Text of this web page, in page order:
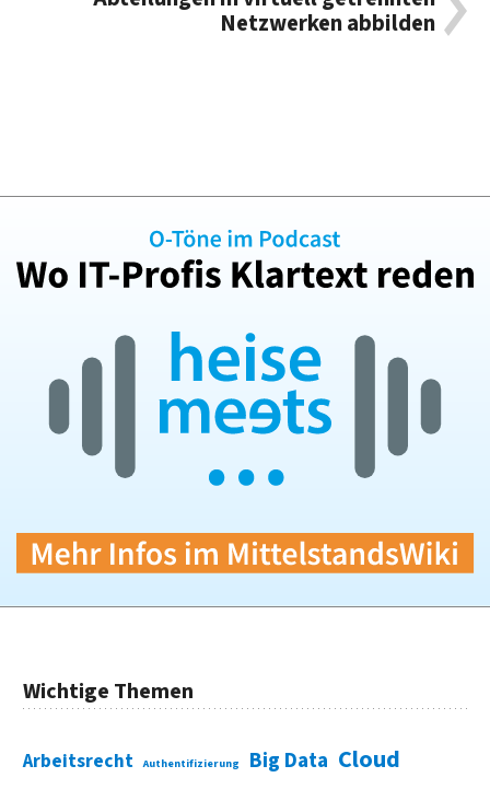
Netzwerken abbilden
Wichtige Themen
Arbeitsrecht Authentifizierung Big Data Cloud